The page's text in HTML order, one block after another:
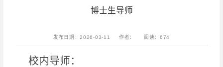
博士生导师
发布日期：2026-03-11 作者： 阅读： 674
校内导师：